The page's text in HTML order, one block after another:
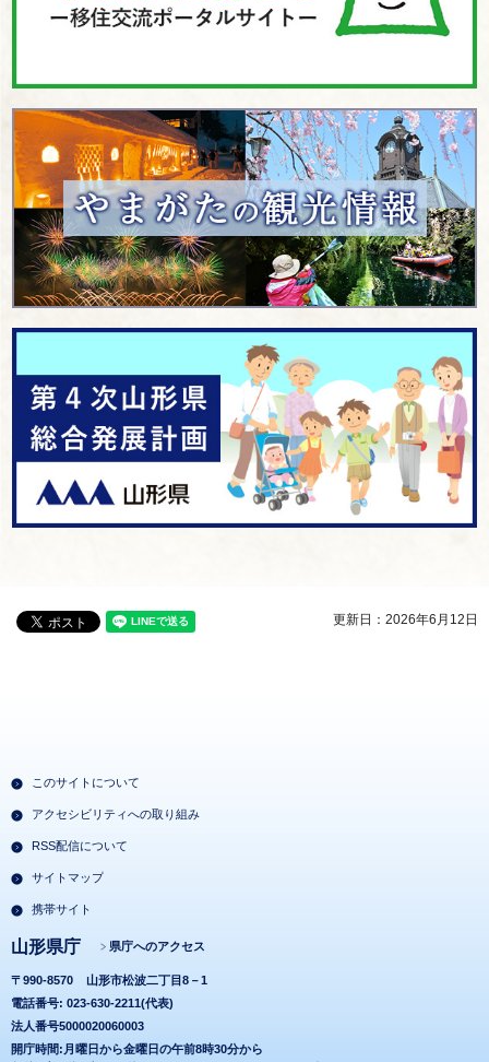
更新日：2026年6月12日
このサイトについて
アクセシビリティへの取り組み
RSS配信について
サイトマップ
携帯サイト
山形県庁 県庁へのアクセス
〒990-8570
山形市松波二丁目8－1
電話番号: 023-630-2211(代表)
法人番号5000020060003
開庁時間:月曜日から金曜日の午前8時30分から